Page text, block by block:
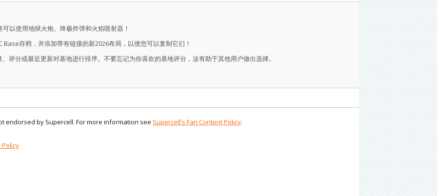
可以使用地狱火炮、终极炸弹和火焰喷射器！
Base存档，并添加带有链接的新2026布局，以便您可以复制它们！
评分或最近更新对基地进行排序。不要忘记为你喜欢的基地评分，这有助于其他用户做出选择。
endorsed by Supercell. For more information see Supercell's Fan Content Policy.